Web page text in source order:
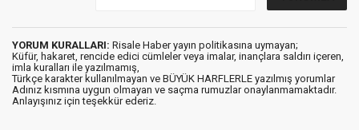
YORUM KURALLARI: Risale Haber yayın politikasına uymayan;
Küfür, hakaret, rencide edici cümleler veya imalar, inançlara saldırı içeren,
imla kuralları ile yazılmamış,
Türkçe karakter kullanılmayan ve BÜYÜK HARFLERLE yazılmış yorumlar
Adınız kısmına uygun olmayan ve saçma rumuzlar onaylanmamaktadır.
Anlayışınız için teşekkür ederiz.